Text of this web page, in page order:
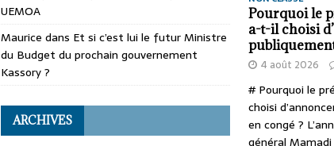
UEMOA
Maurice dans Et si c’est lui le futur Ministre
du Budget du prochain gouvernement
Kassory ?
ARCHIVES
Pourquoi le
a-t-il choisi
4 août 2026
# Pourquoi le
choisi
en congé ?
général